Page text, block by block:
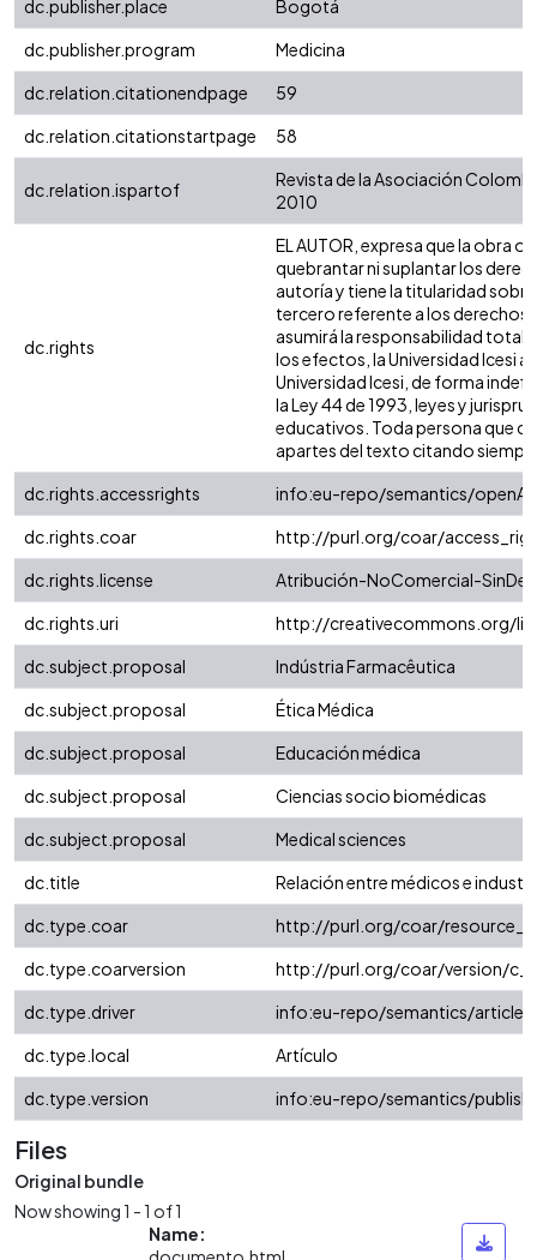
dc.publisher.place
Bogotá
dc.publisher.program
Medicina
dc.relation.citationendpage
59
dc.relation.citationstartpage
58
dc.relation.ispartof
Revista de la Asociación
2010
dc.rights
EL AUTOR, expresa que la obra
quebrantar ni suplantar los
autoría y tiene la titularidad
tercero referente a los derechos
asumirá la responsabilidad
los efectos, la Universidad Icesi
Universidad Icesi, de forma
la Ley 44 de 1993, leyes y
educativos. Toda persona que
apartes del texto citando
dc.rights.accessrights
info:eu-repo/semantics/
dc.rights.coar
http://purl.org/coar/
dc.rights.license
Atribución-NoComercial-
dc.rights.uri
http://creativecommons.org/
dc.subject.proposal
Indústria Farmacêutica
dc.subject.proposal
Ética Médica
dc.subject.proposal
Educación médica
dc.subject.proposal
Ciencias socio biomédicas
dc.subject.proposal
Medical sciences
dc.title
Relación entre médicos e
dc.type.coar
http://purl.org/coar/
dc.type.coarversion
http://purl.org/coar/version/
dc.type.driver
info:eu-repo/semantics/article
dc.type.local
Artículo
dc.type.version
info:eu-repo/semantics/
Files
Original bundle
Now showing1 - 1 of 1
Name: